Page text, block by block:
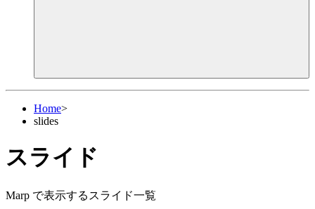
Home>
slides
スライド
Marp で表示するスライド一覧